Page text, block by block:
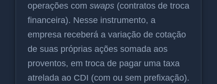
operações com swaps (contratos de troca
financeira). Nesse instrumento, a
empresa receberá a variação de cotação
de suas próprias ações somada aos
proventos, em troca de pagar uma taxa
atrelada ao CDI (com ou sem prefixação).